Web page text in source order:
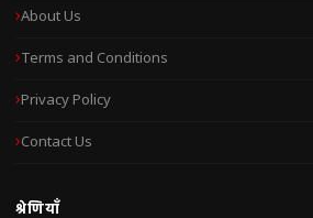
About Us
Terms and Conditions
Privacy Policy
Contact Us
श्रेणियाँ